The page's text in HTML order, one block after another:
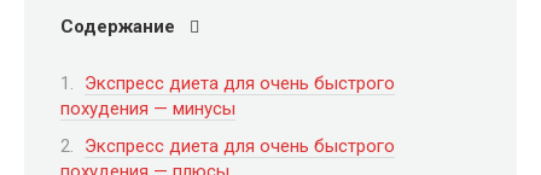
Содержание
Экспресс диета для очень быстрого
похудения — минусы
Экспресс диета для очень быстрого